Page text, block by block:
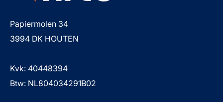
Papiermolen 34
3994 DK HOUTEN
Kvk: 40448394
Btw: NL804034291B02